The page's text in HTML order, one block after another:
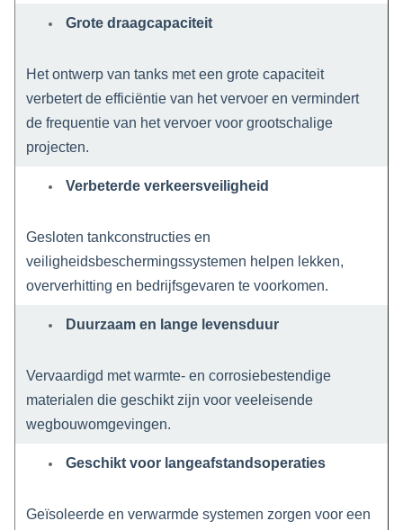
Grote draagcapaciteit
Het ontwerp van tanks met een grote capaciteit
verbetert de efficiëntie van het vervoer en vermindert
de frequentie van het vervoer voor grootschalige
projecten.
Verbeterde verkeersveiligheid
Gesloten tankconstructies en
veiligheidsbeschermingssystemen helpen lekken,
oververhitting en bedrijfsgevaren te voorkomen.
Duurzaam en lange levensduur
Vervaardigd met warmte- en corrosiebestendige
materialen die geschikt zijn voor veeleisende
wegbouwomgevingen.
Geschikt voor langeafstandsoperaties
Geïsoleerde en verwarmde systemen zorgen voor een